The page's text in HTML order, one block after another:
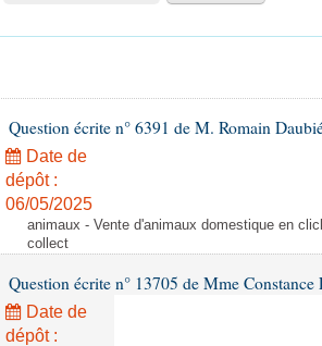
Question écrite n° 6391 de M. Romain
Date de
dépôt :
06/05/2025
animaux - Vente d'animaux domestique en
collect
Question écrite n° 13705 de Mme
Date de
dépôt :